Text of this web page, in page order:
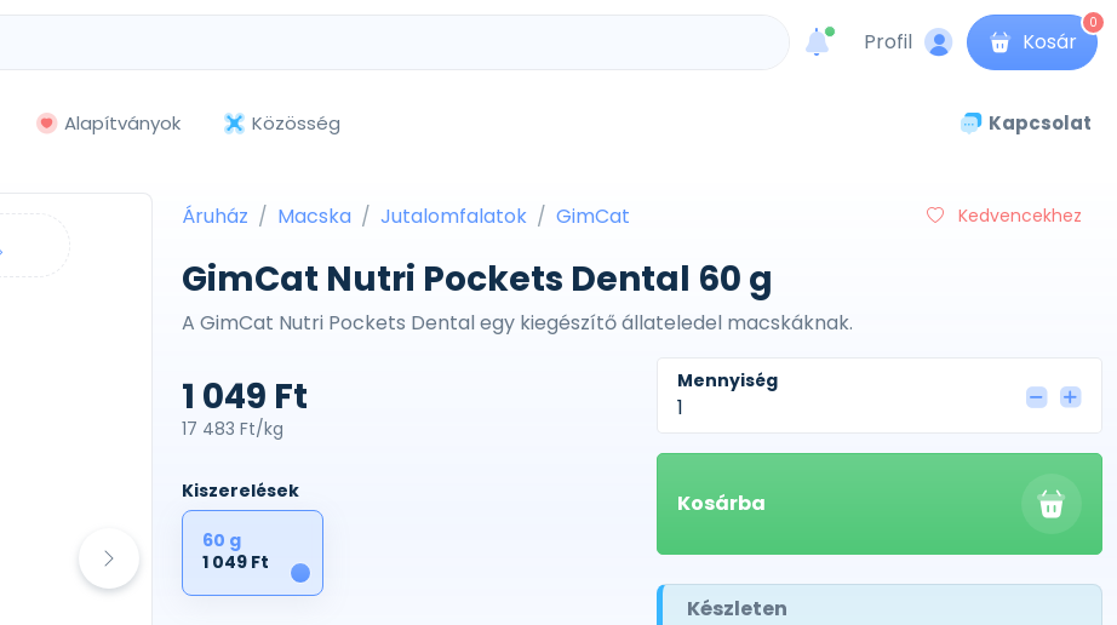
unread messages
Profil Kosár
0
Alapítványok Közösség Kapcsolat
Áruház Macska Jutalomfalatok GimCat Kedvencekhez
GimCat Nutri Pockets Dental 60 g
A GimCat Nutri Pockets Dental egy kiegészítő állateledel macskáknak.
1 049 Ft
17 483 Ft/kg
Kiszerelések
1
60 g
1 049 Ft
Mennyiség
Kosárba
Készleten